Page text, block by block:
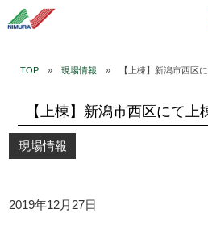
TOP» 現場情報 » 【上棟】新潟市西区に
【上棟】新潟市西区にて上
現場情報
2019年12月27日